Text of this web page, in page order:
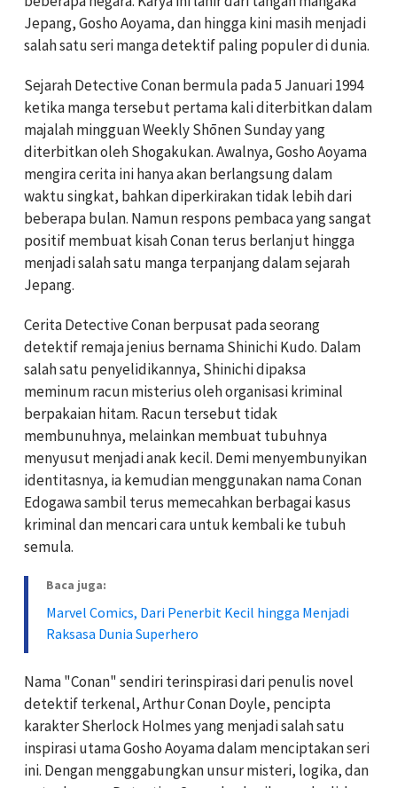
Jepang, Gosho Aoyama, dan hingga kini masih menjadi
salah satu seri manga detektif paling populer di dunia.
Sejarah Detective Conan bermula pada 5 Januari 1994
ketika manga tersebut pertama kali diterbitkan dalam
majalah mingguan Weekly Shōnen Sunday yang
diterbitkan oleh Shogakukan. Awalnya, Gosho Aoyama
mengira cerita ini hanya akan berlangsung dalam
waktu singkat, bahkan diperkirakan tidak lebih dari
beberapa bulan. Namun respons pembaca yang sangat
positif membuat kisah Conan terus berlanjut hingga
menjadi salah satu manga terpanjang dalam sejarah
Jepang.
Cerita Detective Conan berpusat pada seorang
detektif remaja jenius bernama Shinichi Kudo. Dalam
salah satu penyelidikannya, Shinichi dipaksa
meminum racun misterius oleh organisasi kriminal
berpakaian hitam. Racun tersebut tidak
membunuhnya, melainkan membuat tubuhnya
menyusut menjadi anak kecil. Demi menyembunyikan
identitasnya, ia kemudian menggunakan nama Conan
Edogawa sambil terus memecahkan berbagai kasus
kriminal dan mencari cara untuk kembali ke tubuh
semula.
Baca juga:
Marvel Comics, Dari Penerbit Kecil hingga Menjadi
Raksasa Dunia Superhero
Nama "Conan" sendiri terinspirasi dari penulis novel
detektif terkenal, Arthur Conan Doyle, pencipta
karakter Sherlock Holmes yang menjadi salah satu
inspirasi utama Gosho Aoyama dalam menciptakan seri
ini. Dengan menggabungkan unsur misteri, logika, dan